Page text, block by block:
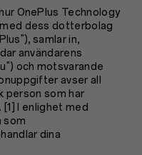
OnePlus Technology
dess dotterbolag
samlar in,
användarens
och motsvarande
avser all
person som har
I enlighet med
som
dina